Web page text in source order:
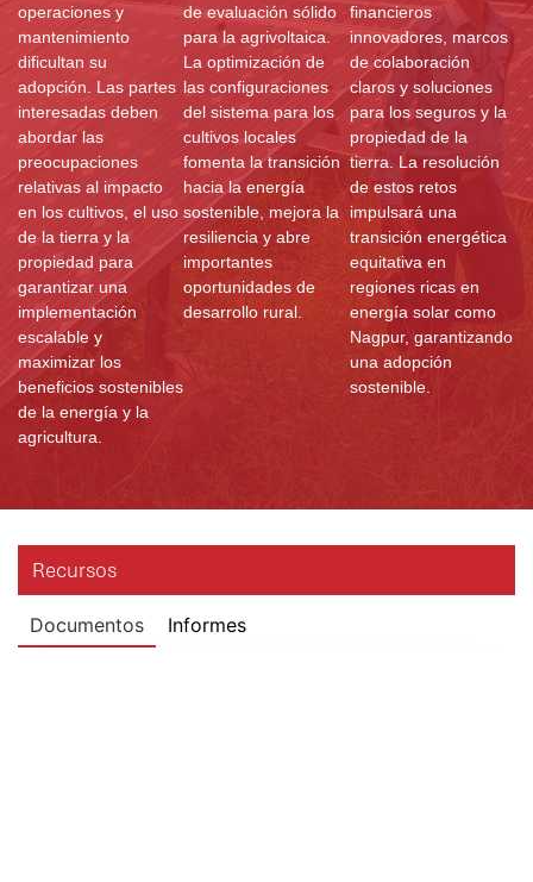
operaciones y
mantenimiento
dificultan su
adopción. Las partes
interesadas deben
abordar las
preocupaciones
relativas al impacto
en los cultivos, el uso
de la tierra y la
propiedad para
garantizar una
implementación
escalable y
maximizar los
beneficios sostenibles
de la energía y la
agricultura.
de evaluación sólido
para la agrivoltaica.
La optimización de
las configuraciones
del sistema para los
cultivos locales
fomenta la transición
hacia la energía
sostenible, mejora la
resiliencia y abre
importantes
oportunidades de
desarrollo rural.
financieros
innovadores, marcos
de colaboración
claros y soluciones
para los seguros y la
propiedad de la
tierra. La resolución
de estos retos
impulsará una
transición energética
equitativa en
regiones ricas en
energía solar como
Nagpur, garantizando
una adopción
sostenible.
Recursos
Documentos Informes